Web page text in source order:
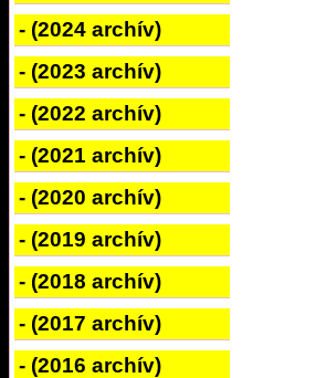
- (2024 archív)
- (2023 archív)
- (2022 archív)
- (2021 archív)
- (2020 archív)
- (2019 archív)
- (2018 archív)
- (2017 archív)
- (2016 archív)